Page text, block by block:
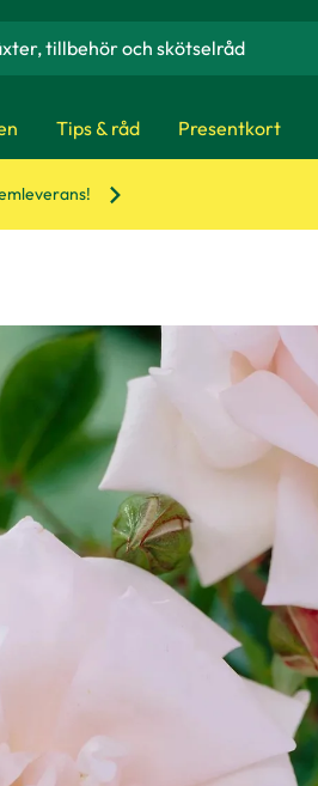
Tips & råd Presentkort